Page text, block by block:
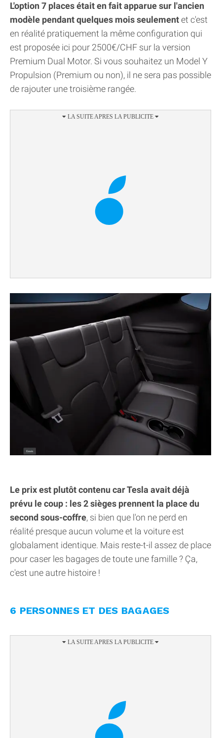
L'option 7 places était en fait apparue sur l'ancien
modèle pendant quelques mois seulementet c'est
en réalité pratiquement la même configuration qui
est proposée ici pour 2500€/CHF sur la version
Premium Dual Motor. Si vous souhaitez un Model Y
Propulsion (Premium ou non), il ne sera pas possible
de rajouter une troisième rangée.
Le prix est plutôt contenu car Tesla avait déjà
prévu le coup : les 2 sièges prennent la place du
second sous-coffre, si bien que l'on ne perd en
réalité presque aucun volume et la voiture est
globalament identique. Mais reste-t-il assez de place
pour caser les bagages de toute une famille ? Ça,
c'est une autre histoire !
6 PERSONNES ET DES BAGAGES